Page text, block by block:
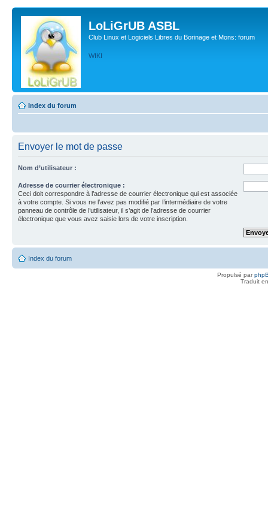
LoLiGrUB ASBL
Club Linux et Logiciels Libres du Borinage et Mons: forum
WIKI
Index du forum
Envoyer le mot de passe
Nom d’utilisateur :
Adresse de courrier électronique :
Ceci doit correspondre à l’adresse de courrier électronique qui est associée
à votre compte. Si vous ne l’avez pas modifié par l’intermédiaire de votre
panneau de contrôle de l’utilisateur, il s’agit de l’adresse de courrier
électronique que vous avez saisie lors de votre inscription.
Index du forum
Propulsé par
Traduit